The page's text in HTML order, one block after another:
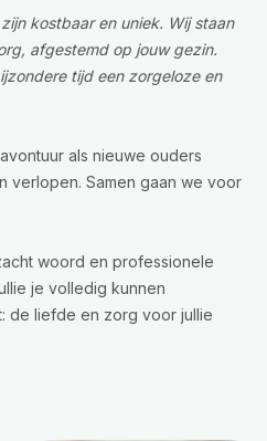
kostbaar en uniek. Wij staan
afgestemd op jouw gezin.
tijd een zorgeloze en
als nieuwe ouders
verlopen. Samen gaan we voor
woord en professionele
je volledig kunnen
de liefde en zorg voor jullie